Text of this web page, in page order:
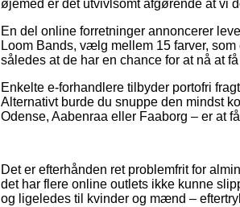
øjemed er det utvivlsomt afgørende at vi
En del online forretninger annoncerer
Loom Bands, vælg mellem 15 farver,
således at de har en chance for at nå at
Enkelte e-forhandlere tilbyder portofri
Alternativt burde du snuppe den mindst
Odense, Aabenraa eller Faaborg – er at
Det er efterhånden ret problemfrit for
det har flere online outlets ikke kunne
og ligeledes til kvinder og mænd –